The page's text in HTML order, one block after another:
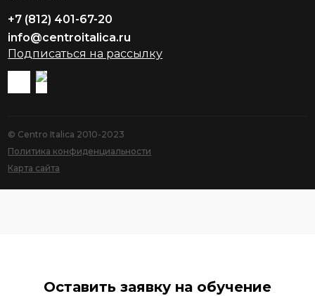
+7 (812) 401-67-20
info@centroitalica.ru
Подписаться на рассылку
© Centro Italica 2010-2023
Политика конфиденциальности
Карта сайта
Оставить заявку на обучение